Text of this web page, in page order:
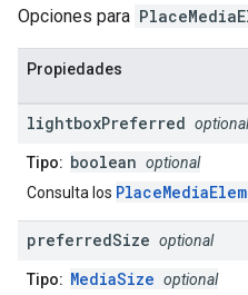
Opciones para
Propiedades
lightboxPreferred optional
Tipo: boolean optional
Consulta los
preferredSize optional
Tipo: MediaSize optional